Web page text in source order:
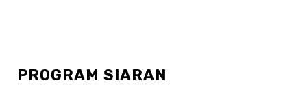
PROGRAM SIARAN